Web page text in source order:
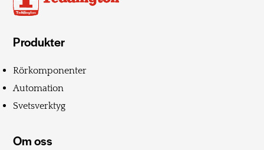
Produkter
Rörkomponenter
Automation
Svetsverktyg
Om oss